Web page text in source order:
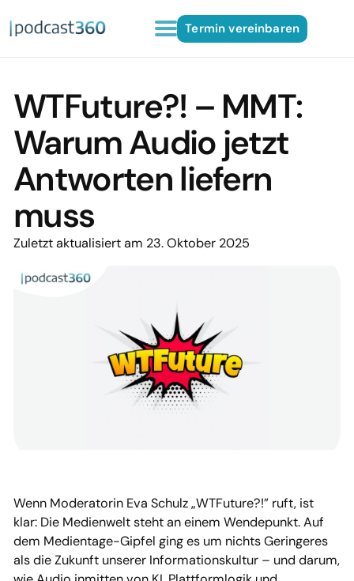
Termin vereinbaren
WTFuture?! – MMT:
Warum Audio jetzt
Antworten liefern
muss
Zuletzt aktualisiert am 23. Oktober 2025
Wenn Moderatorin Eva Schulz „WTFuture?!” ruft, ist
klar: Die Medienwelt steht an einem Wendepunkt. Auf
dem Medientage-Gipfel ging es um nichts Geringeres
als die Zukunft unserer Informationskultur – und darum,